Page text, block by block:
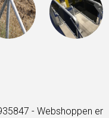
- Webshoppen er